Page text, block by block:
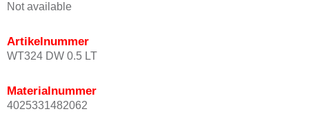
Not available
Artikelnummer
WT324 DW 0.5 LT
Materialnummer
4025331482062